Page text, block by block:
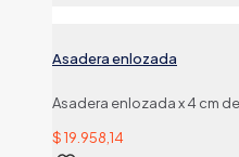
Asadera enlozada
Asadera enlozada x 4 cm
$19.958,14